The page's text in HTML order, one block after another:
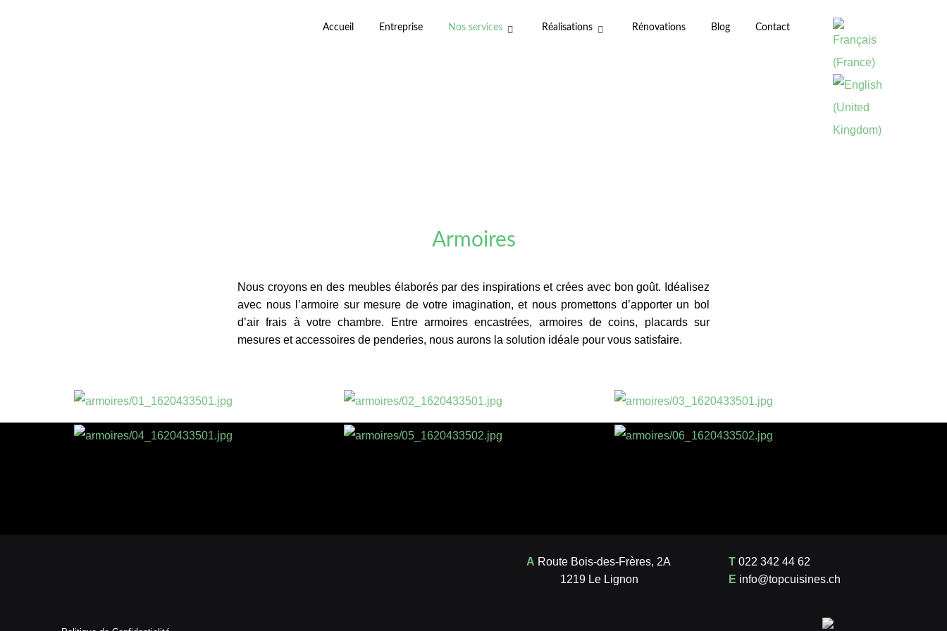
Accueil Entreprise Nos services Réalisations Rénovations Blog Contact
Armoires
Nous croyons en des meubles élaborés par des inspirations et crées avec bon goût. Idéalisez
avec nous l’armoire sur mesure de votre imagination, et nous promettons d’apporter un bol
d’air frais à votre chambre. Entre armoires encastrées, armoires de coins, placards sur
mesures et accessoires de penderies, nous aurons la solution idéale pour vous satisfaire.
A Route Bois-des-Frères, 2A
1219 Le Lignon
T 022 342 44 62
E info@topcuisines.ch